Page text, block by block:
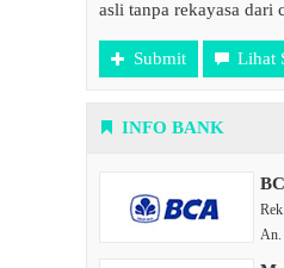
asli tanpa rekayasa dari
Submit Lihat
INFO BANK
Rek.
An.